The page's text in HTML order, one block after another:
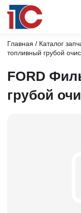
Главная / Каталог
топливный грубой
FORD
грубой